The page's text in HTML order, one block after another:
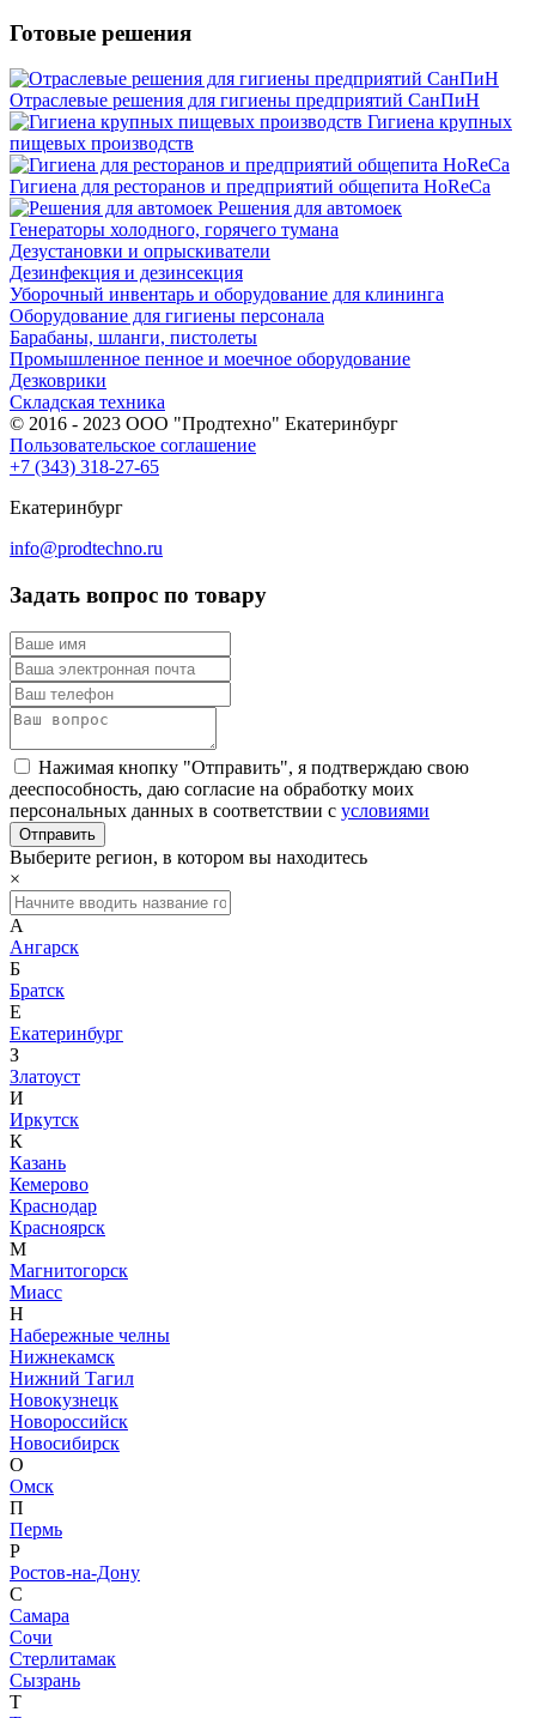
Готовые решения
Отраслевые решения для гигиены предприятий СанПиН
Гигиена крупных
пищевых производств
Гигиена для ресторанов и предприятий общепита HoReCa
Решения для автомоек
Генераторы холодного, горячего тумана
Дезустановки и опрыскиватели
Дезинфекция и дезинсекция
Уборочный инвентарь и оборудование для клининга
Оборудование для гигиены персонала
Барабаны, шланги, пистолеты
Промышленное пенное и моечное оборудование
Дезковрики
Складская техника
© 2016 - 2023 ООО "Продтехно" Екатеринбург
Пользовательское соглашение
+7 (343) 318-27-65
Екатеринбург
info@prodtechno.ru
Задать вопрос по товару
Нажимая кнопку "Отправить", я подтверждаю свою
дееспособность, даю согласие на обработку моих
персональных данных в соответствии с условиями
Выберите регион, в котором вы находитесь
×
А
Ангарск
Б
Братск
Е
Екатеринбург
З
Златоуст
И
Иркутск
К
Казань
Кемерово
Краснодар
Красноярск
М
Магнитогорск
Миасс
Н
Набережные челны
Нижнекамск
Нижний Тагил
Новокузнецк
Новороссийск
Новосибирск
О
Омск
П
Пермь
Р
Ростов-на-Дону
С
Самара
Сочи
Стерлитамак
Сызрань
Т